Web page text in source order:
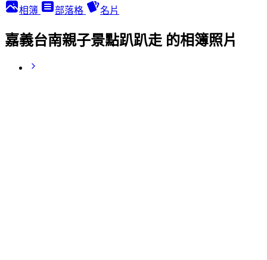
相簿 部落格 名片
嘉義台南親子景點趴趴走 的相簿照片